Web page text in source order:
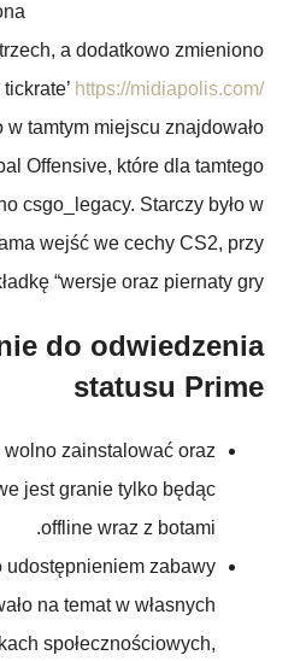
a dodatkowo zmieniono
https://midiapolis.com/
tamtym miejscu znajdowało
Offensive, które dla tamtego
csgo_legacy. Starczy było w
wejść we cechy CS2, przy
“wersje oraz piernaty gry”.
do odwiedzenia
statusu Prime
zainstalować oraz
jest granie tylko będąc
offline wraz z botami.
udostępnieniem zabawy
na temat w własnych
społecznościowych,